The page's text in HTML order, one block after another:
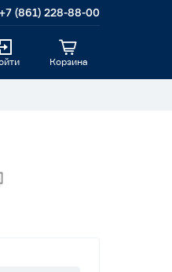
+7 (861) 228-88-00
Корзина